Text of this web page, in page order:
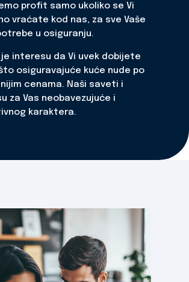
profit samo ukoliko se Vi
vraćate kod nas, za sve Vaše
u osiguranju.
je interesu da Vi uvek dobijete
osiguravajuće kuće nude po
cenama. Naši saveti i
za Vas neobavezujuće i
karaktera.